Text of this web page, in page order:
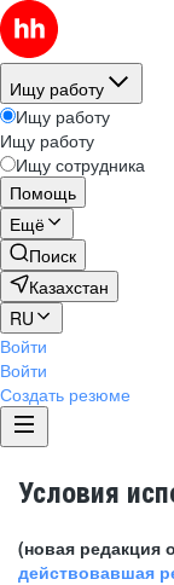
Ищу работу
Ищу работу
Ищу работу
Ищу сотрудника
Помощь
Ещё
Поиск
Казахстан
RU
Войти
Войти
Создать резюме
Условия
(новая редакция
действовавшая